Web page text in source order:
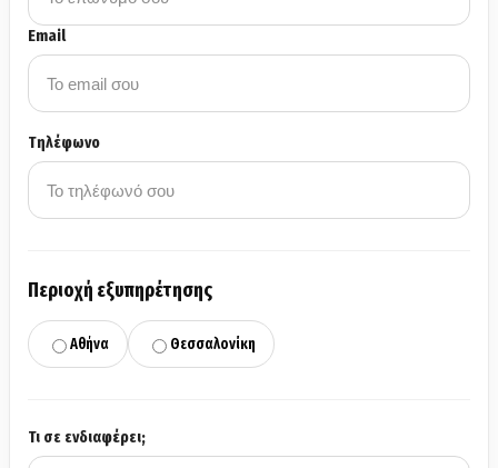
Email
Τηλέφωνο
Περιοχή εξυπηρέτησης
Αθήνα Θεσσαλονίκη
Τι σε ενδιαφέρει;